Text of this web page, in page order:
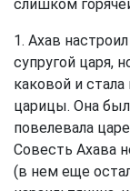
слишком
1. Ахав
супругой царя,
каковой и
царицы. Она
повелевала
Совесть Ахава
(в нем еще